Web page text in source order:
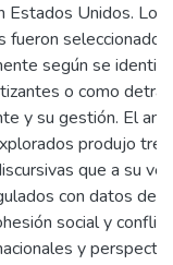
Estados Unidos. Los
seleccionados
según se
o como
y su gestión. El
produjo tres
que a su vez
con datos de
social y
y